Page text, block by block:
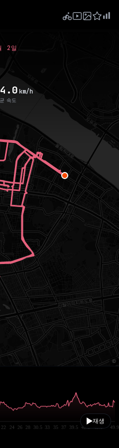
2일
km/h
속도
재생
22 24 26 28 30.5 33 35 37 39.5 42.5 45.6 49.9